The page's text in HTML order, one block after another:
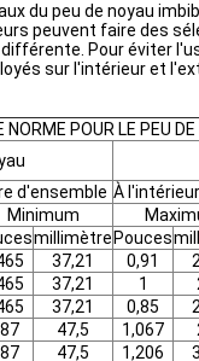
du peu de noyau
peuvent faire des
Pour éviter
sur l'intérieur et
NORME POUR LE PEU
d'ensemble À
Minimum
millimètre Pouces
37,21 0,91
37,21 1
37,21 0,85
47,5 1,067
47,5 1,206